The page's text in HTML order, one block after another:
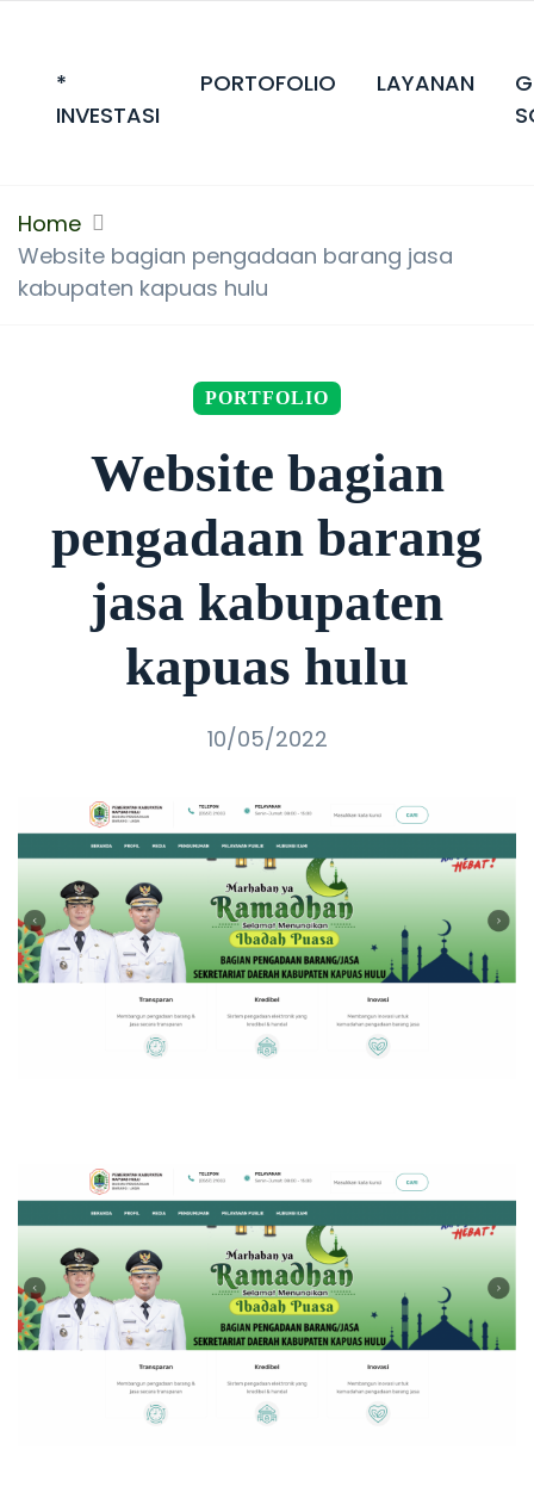
*
INVESTASI
PORTOFOLIO LAYANAN
Home
Website bagian pengadaan barang jasa
kabupaten kapuas hulu
PORTFOLIO
Website bagian
pengadaan barang
jasa kabupaten
kapuas hulu
10/05/2022